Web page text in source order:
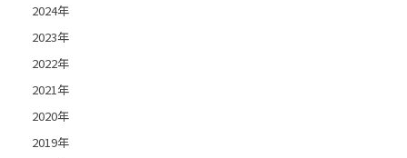
2024年
2023年
2022年
2021年
2020年
2019年